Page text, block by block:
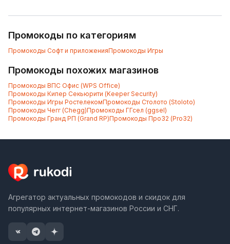
Промокоды по категориям
Промокоды Софт и приложенияПромокоды Игры
Промокоды похожих магазинов
Промокоды ВПС Офис (WPS Office)
Промокоды Кипер Секьюрити (Keeper Security)
Промокоды Игры РостелекомПромокоды Столото (Stoloto)
Промокоды Чегг (Chegg)Промокоды ГГсел (ggsel)
Промокоды Гранд РП (Grand RP)Промокоды Про32 (Pro32)
Агрегатор актуальных промокодов и скидок для
популярных интернет-магазинов России и СНГ.